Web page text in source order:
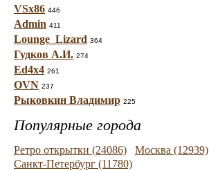
VSx86 446
Admin 411
Lounge_Lizard 364
Гудков А.И. 274
Ed4x4 261
OVN 237
Рыковкин Владимир 225
Популярные города
Ретро открытки (24086)
Москва (12939)
Санкт-Петербург (11780)